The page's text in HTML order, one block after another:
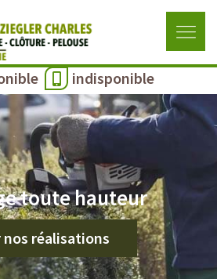
indisponible
toute hauteur
nos réalisations